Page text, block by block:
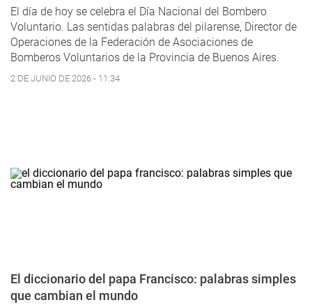
El día de hoy se celebra el Día Nacional del Bombero
Voluntario. Las sentidas palabras del pilarense, Director de
Operaciones de la Federación de Asociaciones de
Bomberos Voluntarios de la Provincia de Buenos Aires.
2 DE JUNIO DE 2026 - 11:34
El diccionario del papa Francisco: palabras simples
que cambian el mundo